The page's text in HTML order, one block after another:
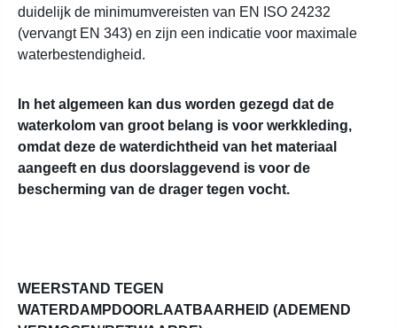
duidelijk de minimumvereisten van EN ISO 24232
(vervangt EN 343) en zijn een indicatie voor maximale
waterbestendigheid.
In het algemeen kan dus worden gezegd dat de
waterkolom van groot belang is voor werkkleding,
omdat deze de waterdichtheid van het materiaal
aangeeft en dus doorslaggevend is voor de
bescherming van de drager tegen vocht.
WEERSTAND TEGEN
WATERDAMPDOORLAATBAARHEID (ADEMEND